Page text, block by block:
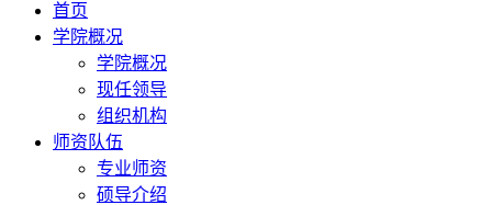
首页
学院概况
学院概况
现任领导
组织机构
师资队伍
专业师资
硕导介绍